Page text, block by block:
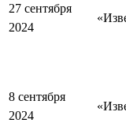
27 сентября
2024
8 сентября
2024